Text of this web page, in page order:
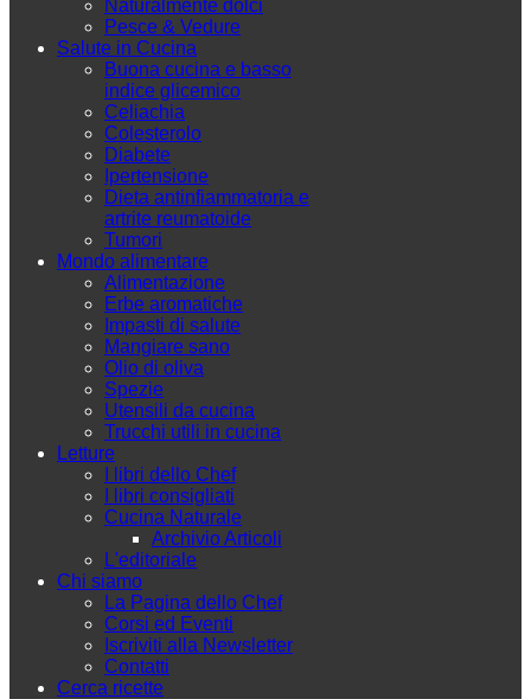
Naturalmente dolci
Pesce & Vedure
Salute in Cucina
Buona cucina e basso
indice glicemico
Celiachia
Colesterolo
Diabete
Ipertensione
Dieta antinfiammatoria e
artrite reumatoide
Tumori
Mondo alimentare
Alimentazione
Erbe aromatiche
Impasti di salute
Mangiare sano
Olio di oliva
Spezie
Utensili da cucina
Trucchi utili in cucina
Letture
I libri dello Chef
I libri consigliati
Cucina Naturale
Archivio Articoli
L'editoriale
Chi siamo
La Pagina dello Chef
Corsi ed Eventi
Iscriviti alla Newsletter
Contatti
Cerca ricette